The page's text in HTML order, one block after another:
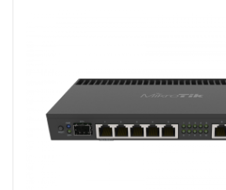
Rack Ears, RouterOS
Enthernet Router |